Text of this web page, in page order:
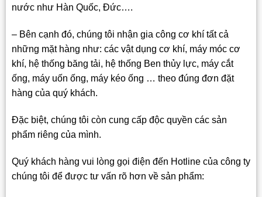
nước như Hàn Quốc, Đức….
– Bên cạnh đó, chúng tôi nhận gia công cơ khí tất cả
những mặt hàng như: các vật dụng cơ khí, máy móc cơ
khí, hệ thống băng tải, hệ thống Ben thủy lực, máy cắt
ống, máy uốn ống, máy kéo ống … theo đúng đơn đặt
hàng của quý khách.
Đặc biệt, chúng tôi còn cung cấp độc quyền các sản
phẩm riêng của mình.
Quý khách hàng vui lòng gọi điện đến Hotline của công ty
chúng tôi để được tư vấn rõ hơn về sản phẩm: